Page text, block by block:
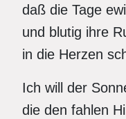
daß die Tage
und blutig ihre
in die Herzen
Ich will der
die den fahlen